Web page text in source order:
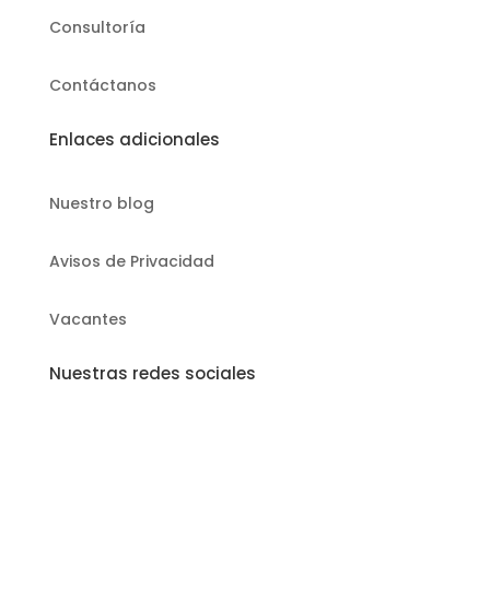
Consultoría
Contáctanos
Enlaces adicionales
Nuestro blog
Avisos de Privacidad
Vacantes
Nuestras redes sociales